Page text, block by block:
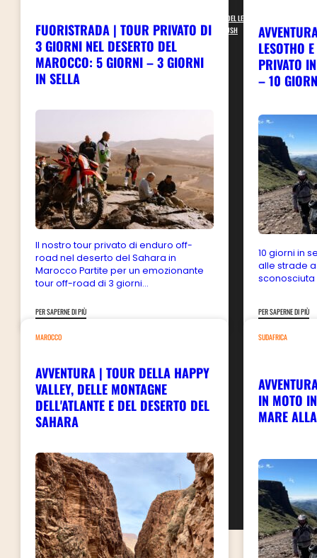
AVVENTURA | TOUR DI 10 GIORNI – REGNO DEL LESOTHO
OFF-ROAD | TOUR DI 3 GIORNI – DESERT RUSH
I NOSTRI VEICOLI
BICICLETTE
CALENDARIO DEI TOUR
CHI SIAMO
BLOG
GALLERIA
SICUREZZA
RECENSIONI
FUORISTRADA | TOUR PRIVATO DI
3 GIORNI NEL DESERTO DEL
MAROCCO: 5 GIORNI – 3 GIORNI
IN SELLA
Il nostro tour privato di enduro off-
road nel deserto del Sahara in
Marocco Partite per un emozionante
tour off-road di 3 giorni...
PER SAPERNE DI PIÙ
LESOTHO
PRIVATO
– 10
10 giorni in
alle strade
sconosciuta
PER SAPERNE DI PIÙ
MAROCCO
AVVENTURA | TOUR DELLA HAPPY
VALLEY, DELLE MONTAGNE
DELL'ATLANTE E DEL DESERTO DEL
SAHARA
SUDAFRICA
IN MOTO
MARE